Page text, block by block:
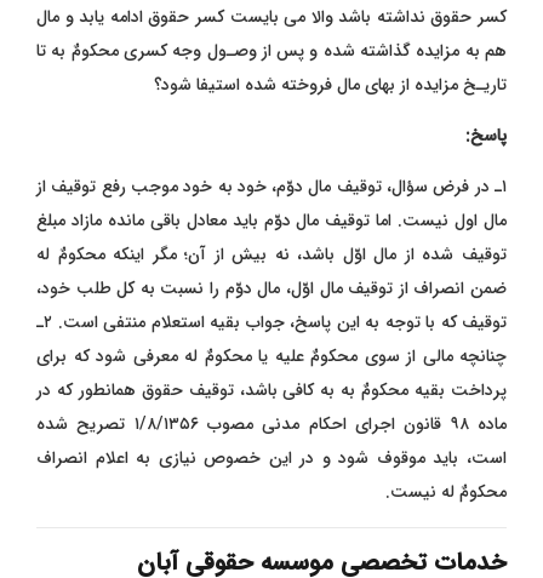
کسر حقوق نداشته باشد والا می ­بایست کسر حقوق ادامه یابد و مال
هم به مزایده گذاشته شده و پس از وصـول وجه کسری محکومٌ به تا
تاریـخ مزایده از بهای مال فروخته شده استیفا شود؟
پاسخ:
۱ـ در فرض سؤال، توقیف مال دوّم، خود به خود موجب رفع توقیف از
مال اول نیست. اما توقیف مال دوّم باید معادل باقی مانده مازاد مبلغ
توقیف شده از مال اوّل باشد، نه بیش از آن؛ مگر اینکه محکومٌ ­له
ضمن انصراف از توقیف مال اوّل، مال دوّم را نسبت به کل طلب خود،
توقیف که با توجه به این پاسخ، جواب بقیه استعلام منتفی است. ۲ـ
چنانچه مالی از سوی محکومٌ علیه یا محکومٌ له معرفی شود که برای
پرداخت بقیه محکومٌ به به کافی باشد، توقیف حقوق همانطور که در
ماده ۹۸ قانون اجرای احکام مدنی مصوب ۱/۸/۱۳۵۶ تصریح شده
است، باید موقوف شود و در این خصوص نیازی به اعلام انصراف
محکومٌ ­له نیست.
خدمات تخصصی موسسه حقوقی آبان